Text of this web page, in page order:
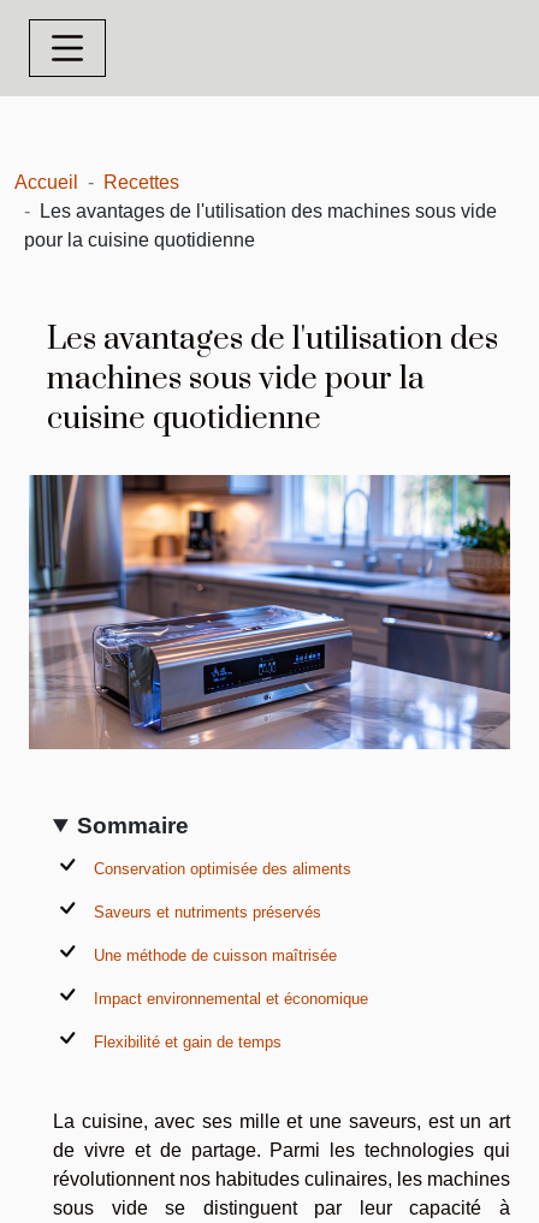
Accueil
Recettes
Les avantages de l'utilisation des machines sous vide
pour la cuisine quotidienne
Les avantages de l'utilisation des
machines sous vide pour la
cuisine quotidienne
Sommaire
Conservation optimisée des aliments
Saveurs et nutriments préservés
Une méthode de cuisson maîtrisée
Impact environnemental et économique
Flexibilité et gain de temps
La cuisine, avec ses mille et une saveurs, est un art
de vivre et de partage. Parmi les technologies qui
révolutionnent nos habitudes culinaires, les machines
sous vide se distinguent par leur capacité à